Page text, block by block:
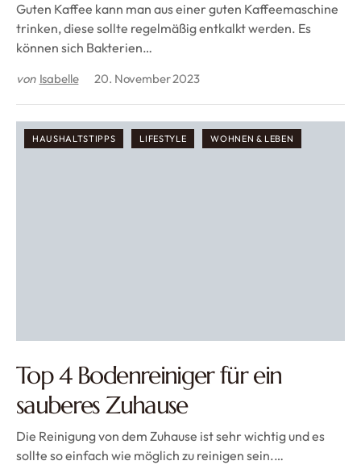
Guten Kaffee kann man aus einer guten Kaffeemaschine
trinken, diese sollte regelmäßig entkalkt werden. Es
können sich Bakterien…
von Isabelle 20. November 2023
HAUSHALTSTIPPS LIFESTYLE WOHNEN & LEBEN
Top 4 Bodenreiniger für ein
sauberes Zuhause
Die Reinigung von dem Zuhause ist sehr wichtig und es
sollte so einfach wie möglich zu reinigen sein.…